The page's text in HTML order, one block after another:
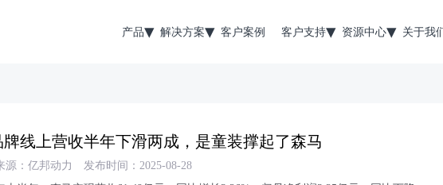
产品 解决方案 客户案例 客户支持 资源中心 关于我
牌线上营收半年下滑两成，是童装撑起了森马
源：亿邦动力
发布时间：2025-08-28